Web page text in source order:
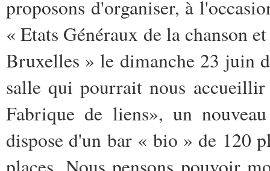
proposons d'organiser, à
« Etats Généraux de la chanson
Bruxelles » le dimanche 23 juin
salle qui pourrait nous
Fabrique de liens», un
dispose d'un bar « bio » de 120